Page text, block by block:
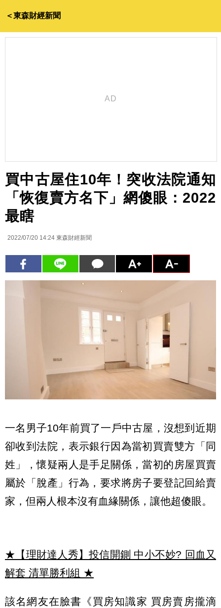
＜東森財經新聞
買中古屋住10年！突收法院通知
「恢復賣方名下」網傻眼：2022
最瞎
2022/07/20 14:24 東森財經新聞
一名男子10年前買了一戶中古屋，沒想到近期
卻收到法院，表示銀行因為當初買賣雙方「同
姓」，懷疑兩人是手足關係，當初的房屋買賣
屬於「脫產」行為，要求將房子要登記回給賣
家，但兩人根本沒有血緣關係，讓他超傻眼。
★【理財達人秀】投信開鍘 中小不妙? 回血又
解套 清單勝利組 ★
該名網友在臉書《買房知識家 買房賣房攏滴